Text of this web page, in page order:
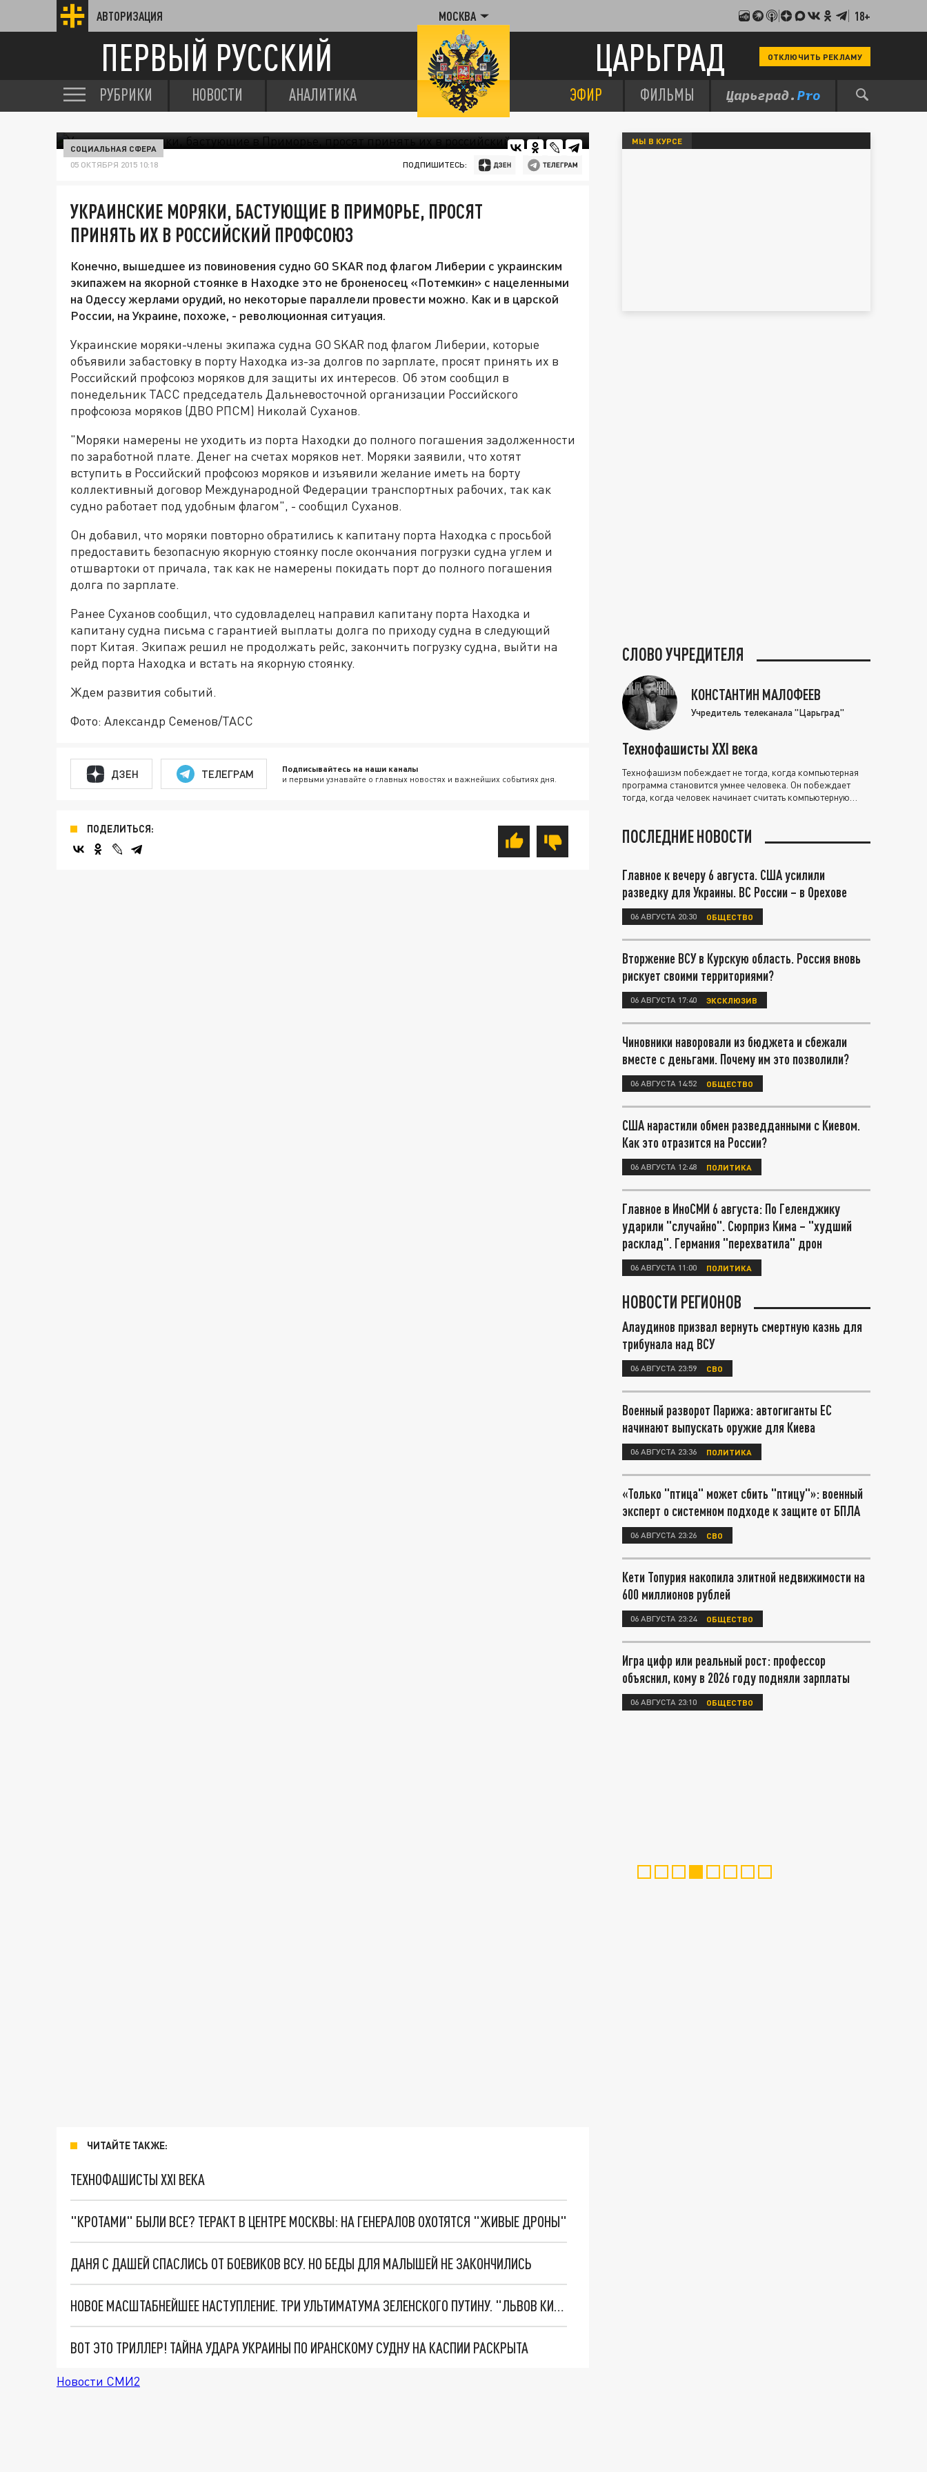
АВТОРИЗАЦИЯ МОСКВА 18+
ПЕРВЫЙ РУССКИЙ ЦАРЬГРАД ОТКЛЮЧИТЬ РЕКЛАМУ
РУБРИКИ НОВОСТИ АНАЛИТИКА ЭФИР ФИЛЬМЫ
СОЦИАЛЬНАЯ СФЕРА
05 ОКТЯБРЯ 2015 10:18 ПОДПИШИТЕСЬ:
УКРАИНСКИЕ МОРЯКИ, БАСТУЮЩИЕ В ПРИМОРЬЕ, ПРОСЯТ
ПРИНЯТЬ ИХ В РОССИЙСКИЙ ПРОФСОЮЗ
Конечно, вышедшее из повиновения судно GO SKAR под флагом Либерии с украинским
экипажем на якорной стоянке в Находке это не броненосец «Потемкин» с нацеленными
на Одессу жерлами орудий, но некоторые параллели провести можно. Как и в царской
России, на Украине, похоже, - революционная ситуация.
Украинские моряки-члены экипажа судна GO SKAR под флагом Либерии, которые
объявили забастовку в порту Находка из-за долгов по зарплате, просят принять их в
Российский профсоюз моряков для защиты их интересов. Об этом сообщил в
понедельник ТАСС председатель Дальневосточной организации Российского
профсоюза моряков (ДВО РПСМ) Николай Суханов.
"Моряки намерены не уходить из порта Находки до полного погашения задолженности
по заработной плате. Денег на счетах моряков нет. Моряки заявили, что хотят
вступить в Российский профсоюз моряков и изъявили желание иметь на борту
коллективный договор Международной Федерации транспортных рабочих, так как
судно работает под удобным флагом", - сообщил Суханов.
Он добавил, что моряки повторно обратились к капитану порта Находка с просьбой
предоставить безопасную якорную стоянку после окончания погрузки судна углем и
отшвартоки от причала, так как не намерены покидать порт до полного погашения
долга по зарплате.
Ранее Суханов сообщил, что судовладелец направил капитану порта Находка и
капитану судна письма с гарантией выплаты долга по приходу судна в следующий
порт Китая. Экипаж решил не продолжать рейс, закончить погрузку судна, выйти на
рейд порта Находка и встать на якорную стоянку.
Ждем развития событий.
Фото: Александр Семенов/ТАСС
ДЗЕН ТЕЛЕГРАМ Подписывайтесь на наши каналы
и первыми узнавайте о главных новостях и важнейших событиях дня.
ПОДЕЛИТЬСЯ:
ЧИТАЙТЕ ТАКЖЕ:
ТЕХНОФАШИСТЫ XXI ВЕКА
"КРОТАМИ" БЫЛИ ВСЕ? ТЕРАКТ В ЦЕНТРЕ МОСКВЫ: НА ГЕНЕРАЛОВ ОХОТЯТСЯ "ЖИВЫЕ ДРОНЫ"
ДАНЯ С ДАШЕЙ СПАСЛИСЬ ОТ БОЕВИКОВ ВСУ. НО БЕДЫ ДЛЯ МАЛЫШЕЙ НЕ ЗАКОНЧИЛИСЬ
НОВОЕ МАСШТАБНЕЙШЕЕ НАСТУПЛЕНИЕ. ТРИ УЛЬТИМАТУМА ЗЕЛЕНСКОГО ПУТИНУ. "ЛЬВОВ КИМА" ПОСТАВЯТ НА ПВО? ГЛОБАЛЬНЫЙ ПРОРЫВ ПОД ЗАПОРОЖЬЕМ
ВОТ ЭТО ТРИЛЛЕР! ТАЙНА УДАРА УКРАИНЫ ПО ИРАНСКОМУ СУДНУ НА КАСПИИ РАСКРЫТА
Новости СМИ2
МЫ В КУРСЕ
СЛОВО УЧРЕДИТЕЛЯ
КОНСТАНТИН МАЛОФЕЕВ
Учредитель телеканала "Царьград"
Технофашисты XXI века
Технофашизм побеждает не тогда, когда компьютерная
программа становится умнее человека. Он побеждает
тогда, когда человек начинает считать компьютерную
ПОСЛЕДНИЕ НОВОСТИ
Главное к вечеру 6 августа. США усилили
разведку для Украины. ВС России – в Орехове
06 АВГУСТА 20:30 ОБЩЕСТВО
Вторжение ВСУ в Курскую область. Россия вновь
рискует своими территориями?
06 АВГУСТА 17:40 ЭКСКЛЮЗИВ
Чиновники наворовали из бюджета и сбежали
вместе с деньгами. Почему им это позволили?
06 АВГУСТА 14:52 ОБЩЕСТВО
США нарастили обмен разведданными с Киевом.
Как это отразится на России?
06 АВГУСТА 12:48 ПОЛИТИКА
Главное в ИноСМИ 6 августа: По Геленджику
ударили "случайно". Сюрприз Кима – "худший
расклад". Германия "перехватила" дрон
06 АВГУСТА 11:00 ПОЛИТИКА
НОВОСТИ РЕГИОНОВ
Алаудинов призвал вернуть смертную казнь для
трибунала над ВСУ
06 АВГУСТА 23:59 СВО
Военный разворот Парижа: автогиганты ЕС
начинают выпускать оружие для Киева
06 АВГУСТА 23:36 ПОЛИТИКА
«Только "птица" может сбить "птицу"»: военный
эксперт о системном подходе к защите от БПЛА
06 АВГУСТА 23:26 СВО
Кети Топурия накопила элитной недвижимости на
600 миллионов рублей
06 АВГУСТА 23:24 ОБЩЕСТВО
Игра цифр или реальный рост: профессор
объяснил, кому в 2026 году подняли зарплаты
06 АВГУСТА 23:10 ОБЩЕСТВО